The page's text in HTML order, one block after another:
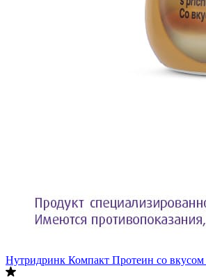
Нутридринк Компакт Протеин со вкусом